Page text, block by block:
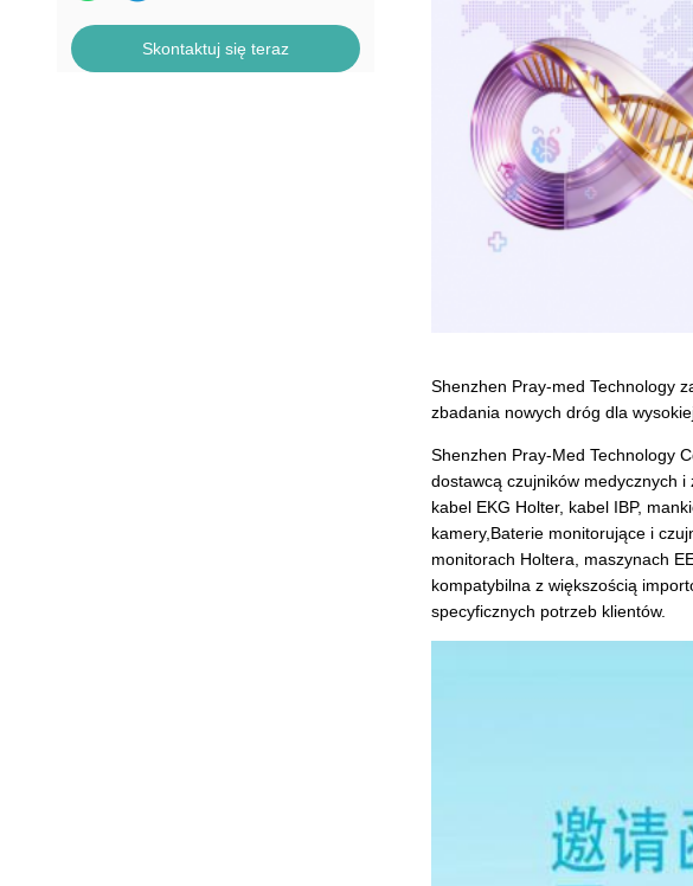
Skontaktuj się teraz
Shenzhen Pray-med Technology
zbadania nowych dróg dla
Shenzhen Pray-Med Technology
dostawcą czujników medycznych i
kabel EKG Holter, kabel IBP,
kamery,Baterie monitorujące i
monitorach Holtera, maszynach
kompatybilna z większością
specyficznych potrzeb klientów.